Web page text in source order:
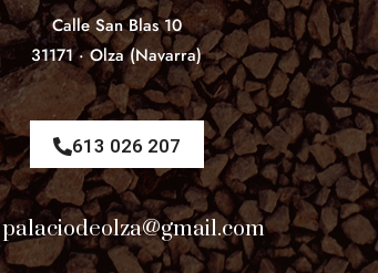
Calle San Blas 10
31171 · Olza (Navarra)
613 026 207
palaciodeolza@gmail.com